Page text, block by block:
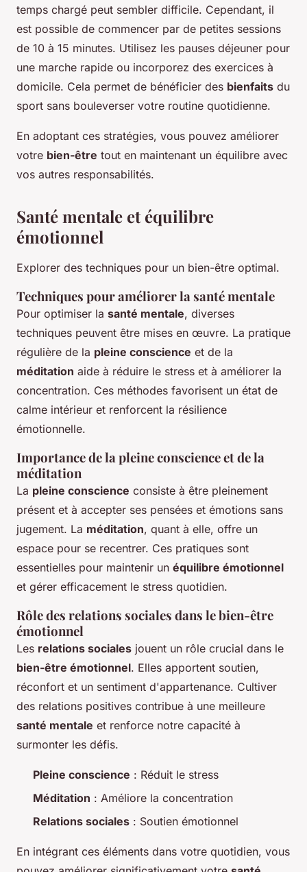
temps chargé peut sembler difficile. Cependant, il
est possible de commencer par de petites sessions
de 10 à 15 minutes. Utilisez les pauses déjeuner pour
une marche rapide ou incorporez des exercices à
domicile. Cela permet de bénéficier des bienfaits du
sport sans bouleverser votre routine quotidienne.
En adoptant ces stratégies, vous pouvez améliorer
votre bien-être tout en maintenant un équilibre avec
vos autres responsabilités.
Santé mentale et équilibre
émotionnel
Explorer des techniques pour un bien-être optimal.
Techniques pour améliorer la santé mentale
Pour optimiser la santé mentale, diverses
techniques peuvent être mises en œuvre. La pratique
régulière de la pleine conscience et de la
méditation aide à réduire le stress et à améliorer la
concentration. Ces méthodes favorisent un état de
calme intérieur et renforcent la résilience
émotionnelle.
Importance de la pleine conscience et de la
méditation
La pleine conscience consiste à être pleinement
présent et à accepter ses pensées et émotions sans
jugement. La méditation, quant à elle, offre un
espace pour se recentrer. Ces pratiques sont
essentielles pour maintenir un équilibre émotionnel
et gérer efficacement le stress quotidien.
Rôle des relations sociales dans le bien-être
émotionnel
Les relations sociales jouent un rôle crucial dans le
bien-être émotionnel. Elles apportent soutien,
réconfort et un sentiment d'appartenance. Cultiver
des relations positives contribue à une meilleure
santé mentale et renforce notre capacité à
surmonter les défis.
Pleine conscience : Réduit le stress
Méditation : Améliore la concentration
Relations sociales : Soutien émotionnel
En intégrant ces éléments dans votre quotidien, vous